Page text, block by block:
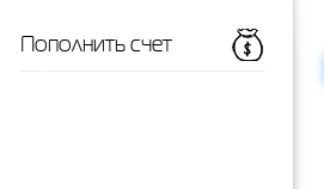
Пополнить счет